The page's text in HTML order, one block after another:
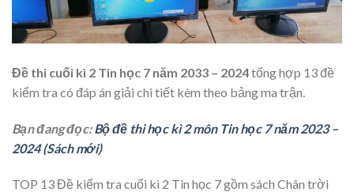
Đề thi cuối kì 2 Tin học 7 năm 2033 – 2024tổng hợp 13 đề
kiểm tra có đáp án giải chi tiết kèm theo bảng ma trận.
Bạn đang đọc:Bộ đề thi học kì 2 môn Tin học 7 năm 2023 –
2024 (Sách mới)
TOP 13 Đề kiểm tra cuối kì 2 Tin học 7 gồm sách Chân trời